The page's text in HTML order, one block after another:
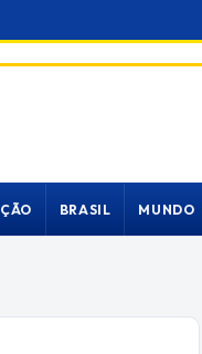
BRASIL MUNDO